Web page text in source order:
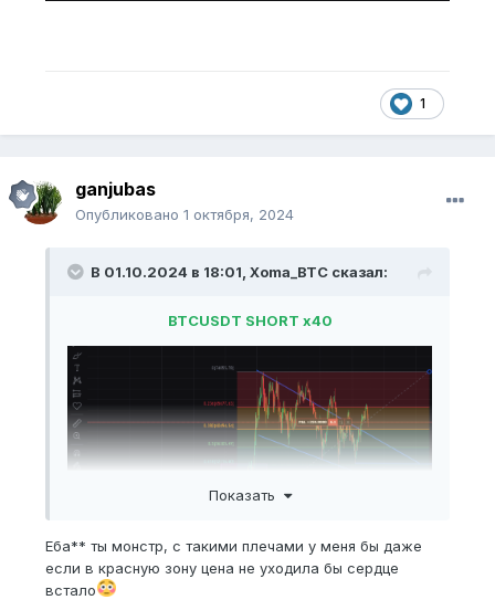
1
ganjubas
Опубликовано 1 октября, 2024
В 01.10.2024 в 18:01, Xoma_BTC сказал:
BTCUSDT SHORT x40
Показать
Еба** ты монстр, с такими плечами у меня бы даже
если в красную зону цена не уходила бы сердце
встало